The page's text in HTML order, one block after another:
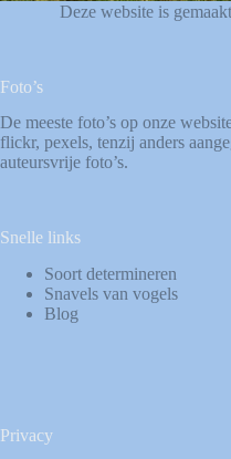
Deze website is
Foto’s
De meeste foto’s op onze
flickr, pexels, tenzij anders
auteursvrije foto’s.
Snelle links
Soort determineren
Snavels van vogels
Blog
Privacy